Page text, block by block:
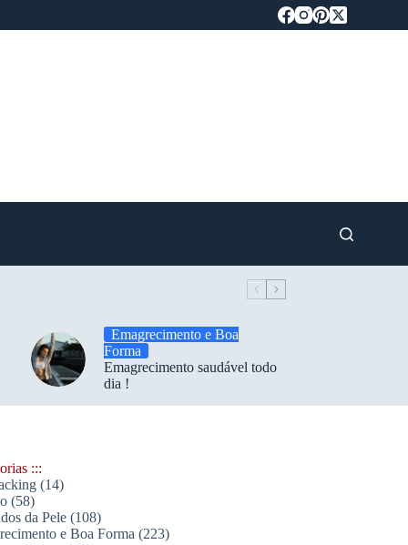
Emagrecimento e Boa
Forma
Emagrecimento saudável todo
dia !
:::
(14)
(58)
da Pele(108)
e Boa Forma (223)